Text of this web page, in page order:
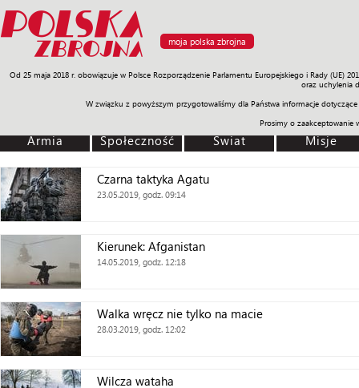
moja polska zbrojna
Od 25 maja 2018 r. obowiązuje w Polsce Rozporządzenie Parlamentu Europejskiego i Rady
oraz uchylenia
W związku z powyższym przygotowaliśmy dla Państwa informacje
Prosimy o
Armia Poligon Sprzęt Misje Polityka Prawo Świat
Armia Społeczność Świat Misje
Czarna taktyka Agatu
23.05.2019, godz. 09:14
Kierunek: Afganistan
14.05.2019, godz. 12:18
Walka wręcz nie tylko na macie
28.03.2019, godz. 12:02
Wilcza wataha